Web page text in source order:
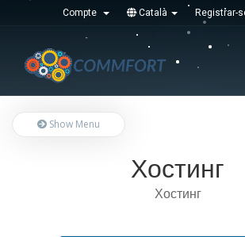
Compte Català Registrar-
Show Menu
Хостинг
Хостинг